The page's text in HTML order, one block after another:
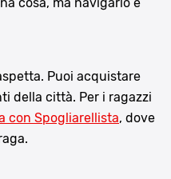
Puoi acquistare
della città. Per i ragazzi
con Spogliarellista, dove